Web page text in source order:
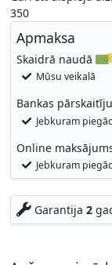
350
Apmaksa
Skaidrā naudā
Mūsu veikalā
Bankas
Jebkuram
Online
Jebkuram
Garantija 2